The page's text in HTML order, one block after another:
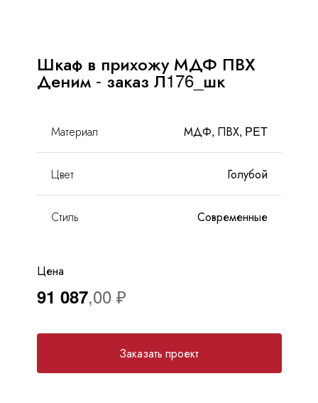
Доставка и оплата
Партнерам
Контакты
Калькулятор
Москва, Бутово,ул. Бартеневская, 12, п.7
Шкаф в прихожу МДФ ПВХ
Деним - заказ Л176_шк
Материал МДФ, ПВХ, PET
Цвет Голубой
Стиль Современные
Цена
91 087
Заказать проект